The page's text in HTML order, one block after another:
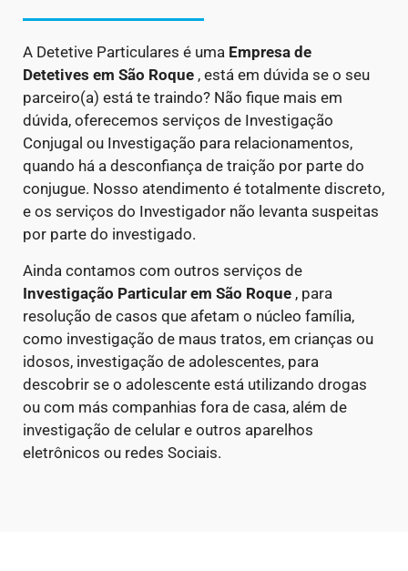
A Detetive Particulares é uma Empresa de
Detetives em São Roque , está em dúvida se o seu
parceiro(a) está te traindo? Não fique mais em
dúvida, oferecemos serviços de Investigação
Conjugal ou Investigação para relacionamentos,
quando há a desconfiança de traição por parte do
conjugue. Nosso atendimento é totalmente discreto,
e os serviços do Investigador não levanta suspeitas
por parte do investigado.
Ainda contamos com outros serviços de
Investigação Particular em São Roque , para
resolução de casos que afetam o núcleo família,
como investigação de maus tratos, em crianças ou
idosos, investigação de adolescentes, para
descobrir se o adolescente está utilizando drogas
ou com más companhias fora de casa, além de
investigação de celular e outros aparelhos
eletrônicos ou redes Sociais.